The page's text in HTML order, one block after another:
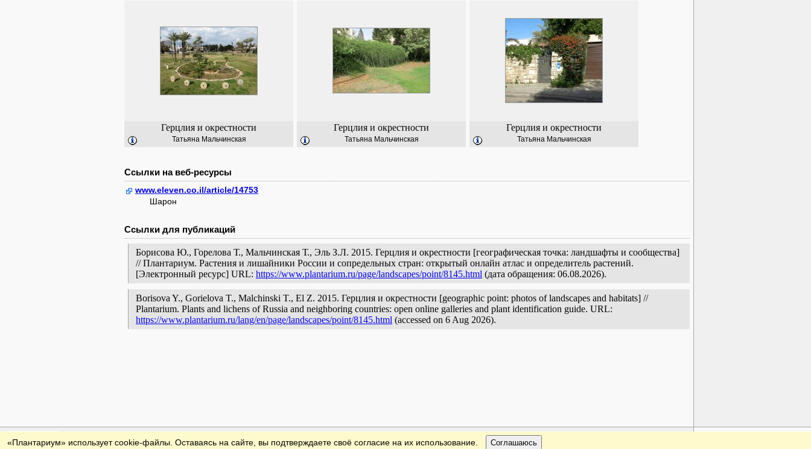
Герцлия и окрестности
Татьяна Мальчинская
Герцлия и окрестности
Татьяна Мальчинская
Герцлия и окрестности
Татьяна Мальчинская
Ссылки на веб-ресурсы
www.eleven.co.il/article/14753
Шарон
Ссылки для публикаций
Борисова Ю., Горелова Т., Мальчинская Т., Эль З.Л. 2015. Герцлия и окрестности [географическая точка: ландшафты и сообщества]
// Плантариум. Растения и лишайники России и сопредельных стран: открытый онлайн атлас и определитель растений.
[Электронный ресурс] URL: https://www.plantarium.ru/page/landscapes/point/8145.html (дата обращения: 06.08.2026).
Borisova Y., Gorielova T., Malchinski T., El Z. 2015. Герцлия и окрестности [geographic point: photos of landscapes and habitats] //
Plantarium. Plants and lichens of Russia and neighboring countries: open online galleries and plant identification guide. URL:
https://www.plantarium.ru/lang/en/page/landscapes/point/8145.html (accessed on 6 Aug 2026).
Обратная связь
«Плантариум» использует cookie-файлы. Оставаясь на сайте, вы подтверждаете своё согласие на их использование. Соглашаюсь